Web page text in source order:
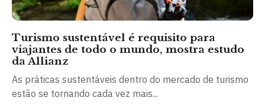
Turismo sustentável é requisito para
viajantes de todo o mundo, mostra estudo
da Allianz
As práticas sustentáveis dentro do mercado de turismo
estão se tornando cada vez mais...